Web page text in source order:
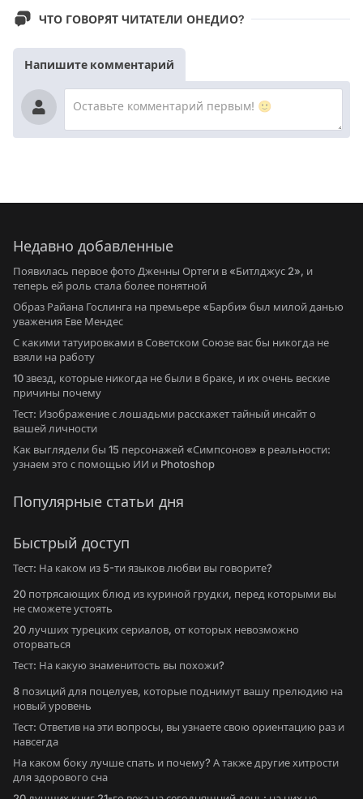
ЧТО ГОВОРЯТ ЧИТАТЕЛИ ОНЕДИО?
Напишите комментарий
Недавно добавленные
Появилась первое фото Дженны Ортеги в «Битлджус 2», и
теперь ей роль стала более понятной
Образ Райана Гослинга на премьере «Барби» был милой данью
уважения Еве Мендес
С какими татуировками в Советском Союзе вас бы никогда не
взяли на работу
10 звезд, которые никогда не были в браке, и их очень веские
причины почему
Тест: Изображение с лошадьми расскажет тайный инсайт о
вашей личности
Как выглядели бы 15 персонажей «Симпсонов» в реальности:
узнаем это с помощью ИИ и Photoshop
Популярные статьи дня
Быстрый доступ
Тест: На каком из 5-ти языков любви вы говорите?
20 потрясающих блюд из куриной грудки, перед которыми вы
не сможете устоять
20 лучших турецких сериалов, от которых невозможно
оторваться
Тест: На какую знаменитость вы похожи?
8 позиций для поцелуев, которые поднимут вашу прелюдию на
новый уровень
Тест: Ответив на эти вопросы, вы узнаете свою ориентацию раз и
навсегда
На каком боку лучше спать и почему? А также другие хитрости
для здорового сна